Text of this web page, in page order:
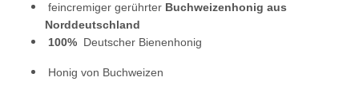
feincremiger gerührter Buchweizenhonig aus
Norddeutschland
100% Deutscher Bienenhonig
Honig von Buchweizen